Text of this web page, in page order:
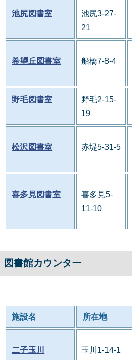
池尻図書室
池尻3-27-
21
希望丘図書室 船橋7-8-4
野毛図書室
野毛2-15-
19
松沢図書室 赤堤5-31-5
喜多見図書室
喜多見5-
11-10
図書館カウンター
施設名 所在地
二子玉川 玉川1-14-1